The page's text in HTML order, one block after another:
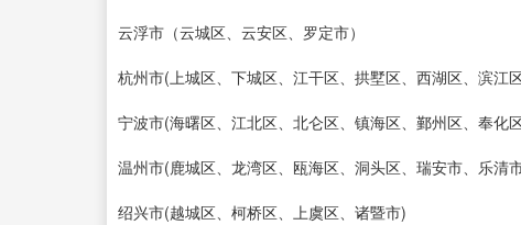
云浮市（云城区、云安区、罗定市）
杭州市(上城区、下城区、江干区、拱墅区、西湖区、滨江
宁波市(海曙区、江北区、北仑区、镇海区、鄞州区、奉化
温州市(鹿城区、龙湾区、瓯海区、洞头区、瑞安市、乐
绍兴市(越城区、柯桥区、上虞区、诸暨市)